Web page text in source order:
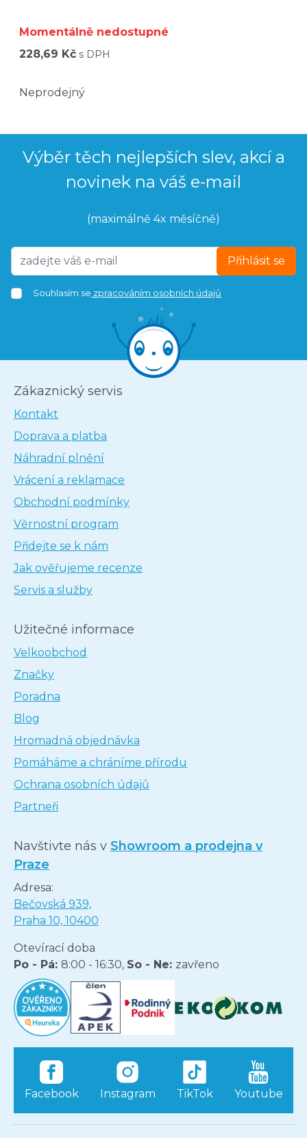
Momentálně nedostupné
228,69 Kč s DPH
Neprodejný
Výběr těch nejlepších slev, akcí a
novinek na váš e-mail
(maximálně 4x měsíčně)
Přihlásit se
Souhlasím se zpracováním osobních údajů
Zákaznický servis
Kontakt
Doprava a platba
Náhradní plnění
Vrácení a reklamace
Obchodní podmínky
Věrnostní program
Přidejte se k nám
Jak ověřujeme recenze
Servis a služby
Užitečné informace
Velkoobchod
Značky
Poradna
Blog
Hromadná objednávka
Pomáháme a chráníme přírodu
Ochrana osobních údajů
Partneři
Navštivte nás v Showroom a prodejna v
Praze
Adresa:
Bečovská 939,
Praha 10, 10400
Otevírací doba
Po - Pá: 8:00 - 16:30, So - Ne: zavřeno
Facebook Instagram TikTok Youtube